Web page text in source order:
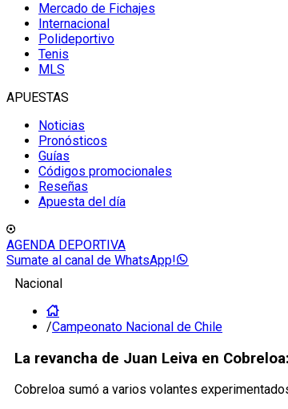
Mercado de Fichajes
Internacional
Polideportivo
Tenis
MLS
APUESTAS
Noticias
Pronósticos
Guías
Códigos promocionales
Reseñas
Apuesta del día
AGENDA DEPORTIVA
Sumate al canal de WhatsApp!
Nacional
/Campeonato Nacional de Chile
La revancha de Juan Leiva en
Cobreloa sumó a varios volantes